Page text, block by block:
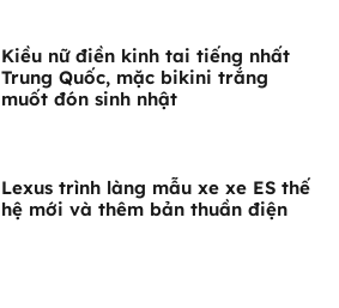
Kiều nữ điền kinh tai tiếng nhất
Trung Quốc, mặc bikini trắng
muốt đón sinh nhật
Lexus trình làng mẫu xe xe ES thế
hệ mới và thêm bản thuần điện